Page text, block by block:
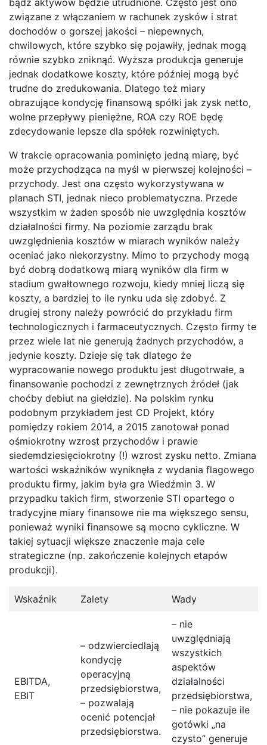
związane z włączaniem w rachunek zysków i strat
dochodów o gorszej jakości – niepewnych,
chwilowych, które szybko się pojawiły, jednak mogą
równie szybko zniknąć. Wyższa produkcja generuje
jednak dodatkowe koszty, które później mogą być
trudne do zredukowania. Dlatego też miary
obrazujące kondycję finansową spółki jak zysk netto,
wolne przepływy pieniężne, ROA czy ROE będę
zdecydowanie lepsze dla spółek rozwiniętych.
W trakcie opracowania pominięto jedną miarę, być
może przychodząca na myśl w pierwszej kolejności –
przychody. Jest ona często wykorzystywana w
planach STI, jednak nieco problematyczna. Przede
wszystkim w żaden sposób nie uwzględnia kosztów
działalności firmy. Na poziomie zarządu brak
uwzględnienia kosztów w miarach wyników należy
oceniać jako niekorzystny. Mimo to przychody mogą
być dobrą dodatkową miarą wyników dla firm w
stadium gwałtownego rozwoju, kiedy mniej liczą się
koszty, a bardziej to ile rynku uda się zdobyć. Z
drugiej strony należy powrócić do przykładu firm
technologicznych i farmaceutycznych. Często firmy te
przez wiele lat nie generują żadnych przychodów, a
jedynie koszty. Dzieje się tak dlatego że
wypracowanie nowego produktu jest długotrwałe, a
finansowanie pochodzi z zewnętrznych źródeł (jak
choćby debiut na giełdzie). Na polskim rynku
podobnym przykładem jest CD Projekt, który
pomiędzy rokiem 2014, a 2015 zanotował ponad
ośmiokrotny wzrost przychodów i prawie
siedemdziesięciokrotny (!) wzrost zysku netto. Zmiana
wartości wskaźników wyniknęła z wydania flagowego
produktu firmy, jakim była gra Wiedźmin 3. W
przypadku takich firm, stworzenie STI opartego o
tradycyjne miary finansowe nie ma większego sensu,
ponieważ wyniki finansowe są mocno cykliczne. W
takiej sytuacji większe znaczenie maja cele
strategiczne (np. zakończenie kolejnych etapów
produkcji).
Wskaźnik Zalety Wady
EBITDA,
EBIT
– odzwierciedlają
kondycję
operacyjną
przedsiębiorstwa,
– pozwalają
ocenić potencjał
przedsiębiorstwa.
– nie
uwzględniają
wszystkich
aspektów
działalności
przedsiębiorstwa,
– nie pokazuje ile
gotówki „na
czysto” generuje